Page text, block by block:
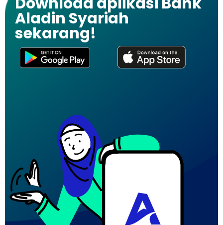
Aladin Syariah
sekarang!